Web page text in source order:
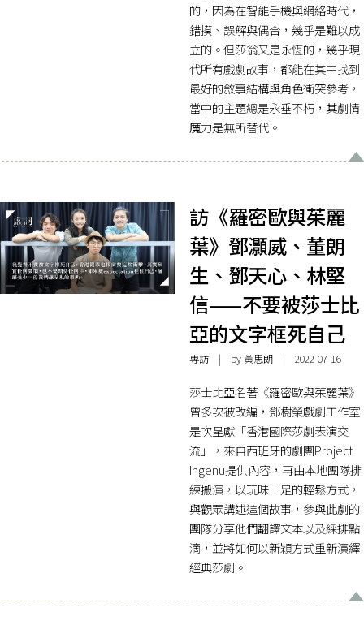
的，因為在智能手機與網絡時代，
錯摸、誤解與偶合，幾乎是難以成
立的。但莎翁又是永恆的，幾乎現
代所有戲劇故事，都能在其中找到
最好的敘事結構與角色衝突參考，
當中的主題總是永垂不朽，其劇情
魔力是無所替代。
訪《羅密歐與茱麗
葉》鄧灝威、董朗
生、鄧天心、林堅
信——不要被莎士比
亞的文字框死自己
專訪| by 黃思朗| 2022-07-16
莎士比亞名著《羅密歐與茱麗葉》
曾多次被改編，鄧樹榮戲劇工作室
是次呈獻「香港國際莎劇表演交
流」，來自西班牙的劇團Project
Ingenu提供內容，再由本地團隊排
練搬演，以玩味十足的輕鬆方式，
與觀眾講述這個故事，參與此劇的
團隊分享他們翻譯文本以及綵排點
滴，並將如何以新穎方式重新演繹
經典莎劇。